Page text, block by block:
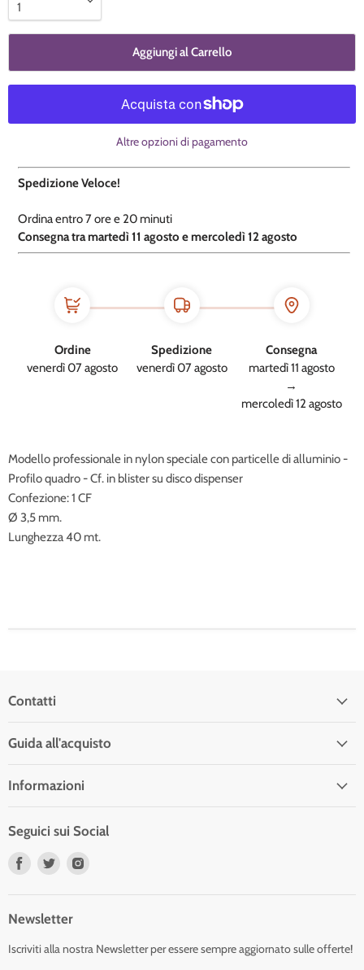
Aggiungi al Carrello
Altre opzioni di pagamento
Spedizione Veloce!
Ordina entro7 ore e 20 minuti
​Consegna tra martedì 11 agosto e mercoledì 12 agosto
Ordine
venerdì 07 agosto
Spedizione
venerdì 07 agosto
Consegna
martedì 11 agosto
→
mercoledì 12 agosto
Modello professionale in nylon speciale con particelle di alluminio -
Profilo quadro - Cf. in blister su disco dispenser
Confezione: 1 CF
Ø 3,5 mm.
Lunghezza 40 mt.
Contatti
Guida all'acquisto
Informazioni
Seguici sui Social
Trovaci
Trovaci
Newsletter
Iscriviti alla nostra Newsletter per essere sempre aggiornato sulle offerte!